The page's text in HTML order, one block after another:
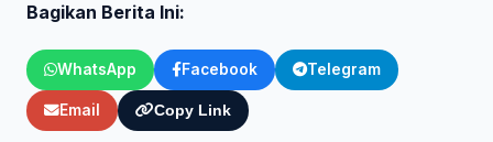
Bagikan Berita Ini:
WhatsApp Facebook Telegram
Email Copy Link